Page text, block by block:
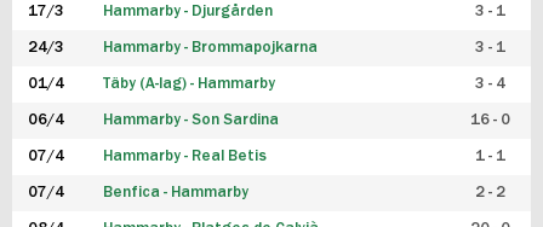
FUTSAL HERR
FUTSAL DAM
17/3 Hammarby - Djurgården 3 - 1
24/3 Hammarby - Brommapojkarna 3 - 1
01/4 Täby (A-lag) - Hammarby 3 - 4
06/4 Hammarby - Son Sardina 16 - 0
07/4 Hammarby - Real Betis 1 - 1
07/4 Benfica - Hammarby 2 - 2